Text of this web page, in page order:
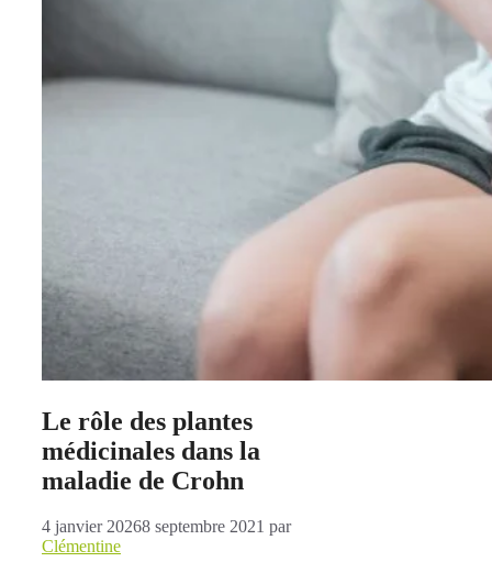
Le rôle des plantes
médicinales dans la
maladie de Crohn
4 janvier 20268 septembre 2021 par
Clémentine